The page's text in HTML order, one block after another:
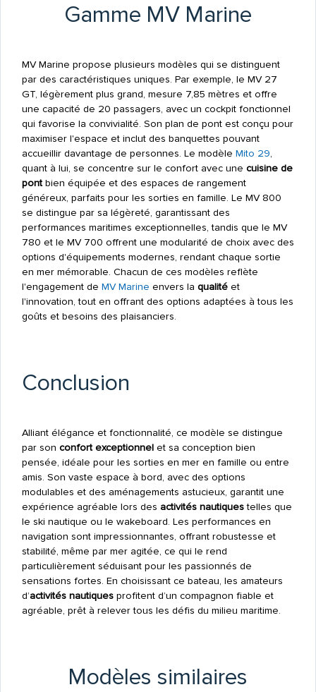
Gamme MV Marine
MV Marine propose plusieurs modèles qui se distinguent
par des caractéristiques uniques. Par exemple, le MV 27
GT, légèrement plus grand, mesure 7,85 mètres et offre
une capacité de 20 passagers, avec un cockpit fonctionnel
qui favorise la convivialité. Son plan de pont est conçu pour
maximiser l'espace et inclut des banquettes pouvant
accueillir davantage de personnes. Le modèle Mito 29,
quant à lui, se concentre sur le confort avec une cuisine de
pontbien équipée et des espaces de rangement
généreux, parfaits pour les sorties en famille. Le MV 800
se distingue par sa légèreté, garantissant des
performances maritimes exceptionnelles, tandis que le MV
780 et le MV 700 offrent une modularité de choix avec des
options d'équipements modernes, rendant chaque sortie
en mer mémorable. Chacun de ces modèles reflète
l'engagement de MV Marine envers la qualitéet
l'innovation, tout en offrant des options adaptées à tous les
goûts et besoins des plaisanciers.
Conclusion
Alliant élégance et fonctionnalité, ce modèle se distingue
par son confort exceptionnelet sa conception bien
pensée, idéale pour les sorties en mer en famille ou entre
amis. Son vaste espace à bord, avec des options
modulables et des aménagements astucieux, garantit une
expérience agréable lors des activités nautiquestelles que
le ski nautique ou le wakeboard. Les performances en
navigation sont impressionnantes, offrant robustesse et
stabilité, même par mer agitée, ce qui le rend
particulièrement séduisant pour les passionnés de
sensations fortes. En choisissant ce bateau, les amateurs
d’activités nautiquesprofitent d’un compagnon fiable et
agréable, prêt à relever tous les défis du milieu maritime.
Modèles similaires